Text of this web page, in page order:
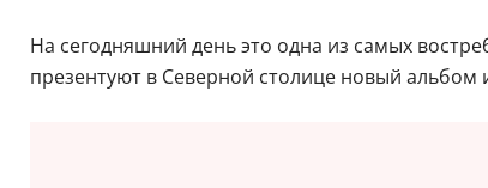
На сегодняшний день это одна из самых
презентуют в Северной столице новый альбом